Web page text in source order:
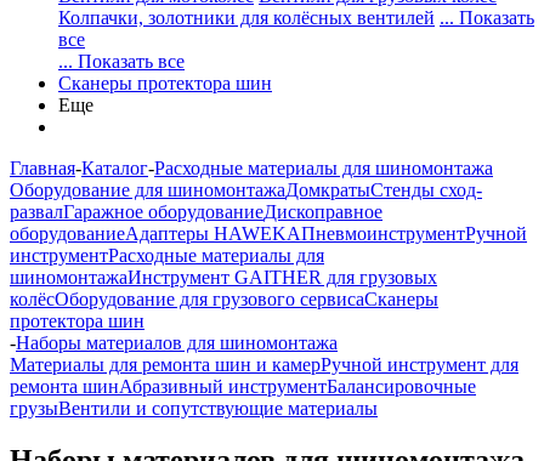
Колпачки, золотники для колёсных вентилей ... Показать
все
... Показать все
Сканеры протектора шин
Еще
Главная-Каталог-Расходные материалы для шиномонтажа
Оборудование для шиномонтажаДомкратыСтенды сход-
развалГаражное оборудованиеДископравное
оборудованиеАдаптеры HAWEKAПневмоинструментРучной
инструментРасходные материалы для
шиномонтажаИнструмент GAITHER для грузовых
колёсОборудование для грузового сервисаСканеры
протектора шин
-Наборы материалов для шиномонтажа
Материалы для ремонта шин и камерРучной инструмент для
ремонта шинАбразивный инструментБалансировочные
грузыВентили и сопутствующие материалы